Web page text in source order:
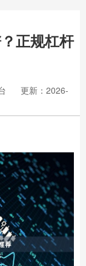
正规杠杆
更新：2026-